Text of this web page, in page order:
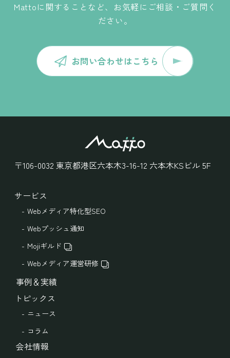
Mattoに関することなど、お気軽にご相談・ご質問く
ださい。
お問い合わせはこちら
〒106-0032 東京都港区六本木3-16-12 六本木KSビル 5F
サービス
Webメディア特化型SEO
Webプッシュ通知
Mojiギルド
Webメディア運営研修
事例＆実績
トピックス
ニュース
コラム
会社情報